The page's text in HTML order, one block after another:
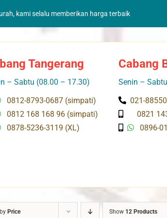
kami selalu memberikan harga terbaik
Tangerang
– Sabtu (08.00 – 17.30)
0812-8793-0687 (simpati)
0812 168 168 96 (simpati)
0878-5236-3119 (XL)
Cabang
Senin –
021-
0821
0896-
Price Show 12 Products